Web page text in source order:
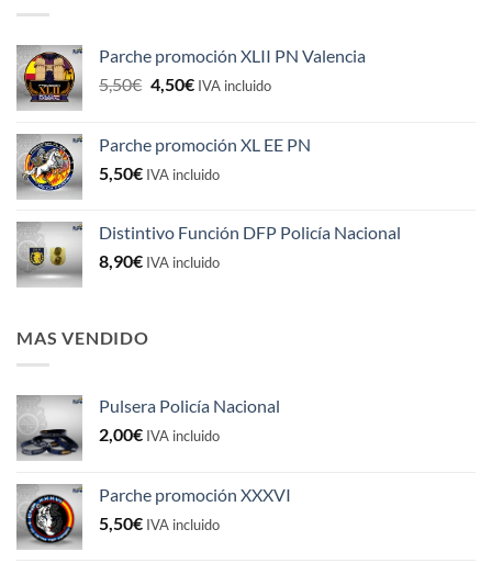
Parche promoción XLII PN Valencia
5,50€ El
era:
5,50€.
4,50€El
es:
4,50€.
IVA incluido
Parche promoción XL EE PN
5,50€ IVA incluido
Distintivo Función DFP Policía Nacional
8,90€ IVA incluido
MAS VENDIDO
Pulsera Policía Nacional
2,00€ IVA incluido
Parche promoción XXXVI
5,50€ IVA incluido